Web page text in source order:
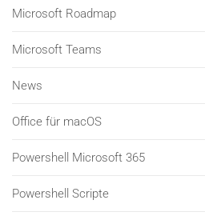
Microsoft Roadmap
Microsoft Teams
News
Office für macOS
Powershell Microsoft 365
Powershell Scripte